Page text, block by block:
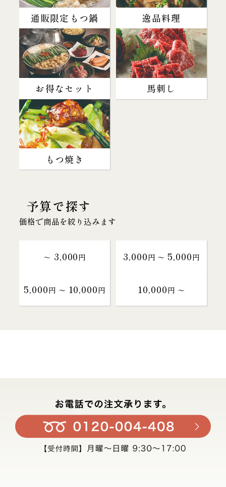
通販限定もつ鍋 逸品料理
お得なセット 馬刺し
もつ焼き
予算で探す
価格で商品を絞り込みます
～ 3,000円 3,000円 〜 5,000円
5,000円 〜 10,000円 10,000円 〜